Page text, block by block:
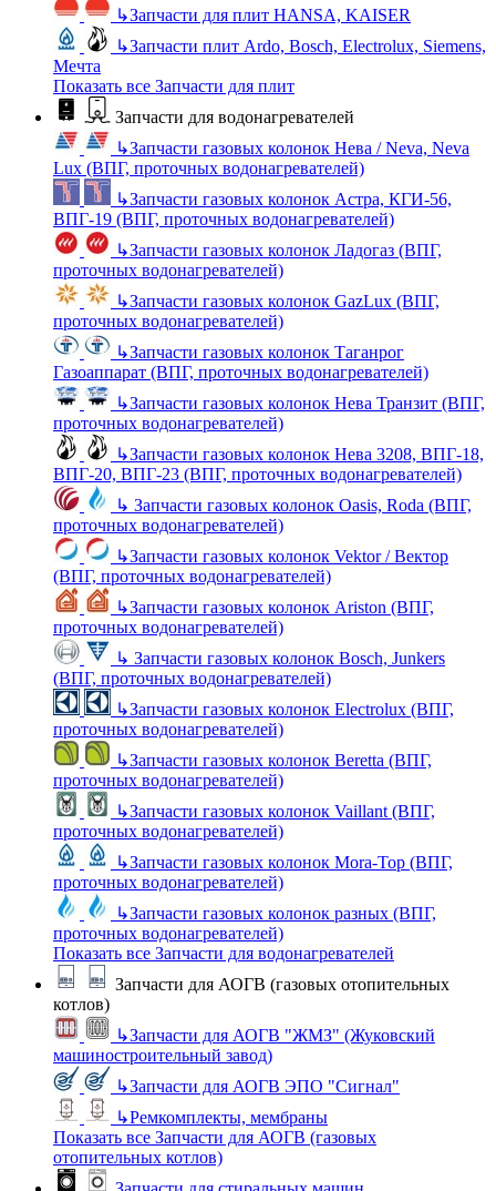
↳Запчасти для плит HANSA, KAISER
↳Запчасти плит Ardo, Bosch, Electrolux, Siemens,
Мечта
Показать все Запчасти для плит
Запчасти для водонагревателей
↳Запчасти газовых колонок Нева / Neva, Neva
Lux (ВПГ, проточных водонагревателей)
↳Запчасти газовых колонок Астра, КГИ-56,
ВПГ-19 (ВПГ, проточных водонагревателей)
↳Запчасти газовых колонок Ладогаз (ВПГ,
проточных водонагревателей)
↳Запчасти газовых колонок GazLux (ВПГ,
проточных водонагревателей)
↳Запчасти газовых колонок Таганрог
Газоаппарат (ВПГ, проточных водонагревателей)
↳Запчасти газовых колонок Нева Транзит (ВПГ,
проточных водонагревателей)
↳Запчасти газовых колонок Нева 3208, ВПГ-18,
ВПГ-20, ВПГ-23 (ВПГ, проточных водонагревателей)
↳ Запчасти газовых колонок Oasis, Roda (ВПГ,
проточных водонагревателей)
↳Запчасти газовых колонок Vektor / Вектор
(ВПГ, проточных водонагревателей)
↳Запчасти газовых колонок Ariston (ВПГ,
проточных водонагревателей)
↳ Запчасти газовых колонок Bosch, Junkers
(ВПГ, проточных водонагревателей)
↳Запчасти газовых колонок Electrolux (ВПГ,
проточных водонагревателей)
↳Запчасти газовых колонок Beretta (ВПГ,
проточных водонагревателей)
↳Запчасти газовых колонок Vaillant (ВПГ,
проточных водонагревателей)
↳Запчасти газовых колонок Mora-Top (ВПГ,
проточных водонагревателей)
↳Запчасти газовых колонок разных (ВПГ,
проточных водонагревателей)
Показать все Запчасти для водонагревателей
Запчасти для АОГВ (газовых отопительных
котлов)
↳Запчасти для АОГВ "ЖМЗ" (Жуковский
машиностроительный завод)
↳Запчасти для АОГВ ЭПО "Сигнал"
↳Ремкомплекты, мембраны
Показать все Запчасти для АОГВ (газовых
отопительных котлов)